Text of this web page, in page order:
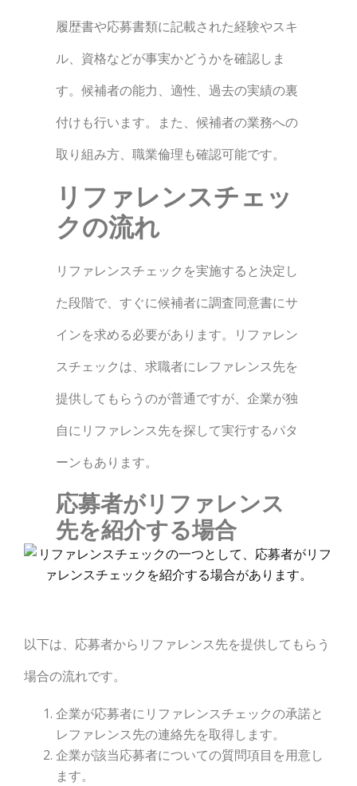
履歴書や応募書類に記載された経験やスキ
ル、資格などが事実かどうかを確認しま
す。候補者の能力、適性、過去の実績の裏
付けも行います。
また、候補者の業務への
取り組み方、職業倫理も確認可能です。
リファレンスチェッ
クの流れ
リファレンスチェックを実施すると決定し
た段階で、すぐに候補者に調査同意書にサ
インを求める必要があります。
リファレン
スチェックは、求職者にレファレンス先を
提供してもらうのが普通ですが、企業が独
自にリファレンス先を探して実行するパタ
ーンもあります。
応募者がリファレンス
先を紹介する場合
以下は、応募者からリファレンス先を提供してもらう
場合の流れです。
企業が応募者にリファレンスチェックの承諾と
レファレンス先の連絡先を取得します。
企業が該当応募者についての質問項目を用意し
ます。